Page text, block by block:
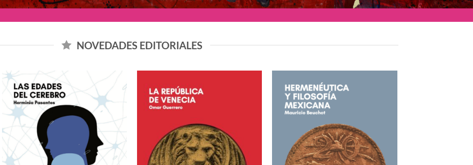
NOVEDADES EDITORIALES